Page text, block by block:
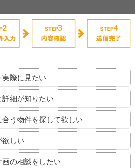
実際に見たい
詳細が知りたい
合う物件を探して欲しい
欲しい
画の相談をしたい